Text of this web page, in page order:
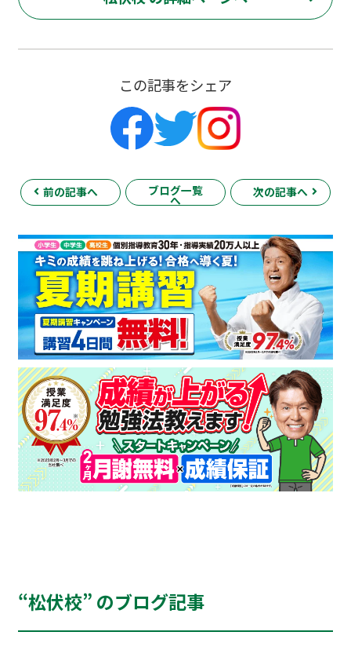
この記事をシェア
前の記事へ ブログ一覧
へ
次の記事へ
“松伏校” のブログ記事